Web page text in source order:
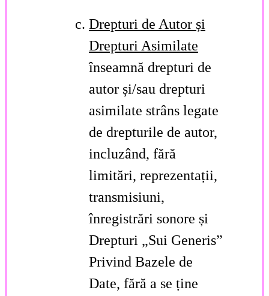
Drepturi de Autor și
Drepturi Asimilate
înseamnă drepturi de
autor și/sau drepturi
asimilate strâns legate
de drepturile de autor,
incluzând, fără
limitări, reprezentații,
transmisiuni,
înregistrări sonore și
Drepturi „Sui Generis”
Privind Bazele de
Date, fără a se ține